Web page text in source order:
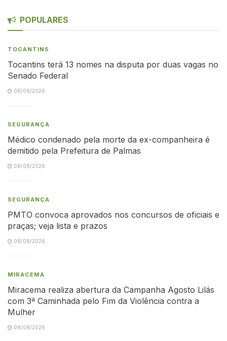
POPULARES
TOCANTINS
Tocantins terá 13 nomes na disputa por duas vagas no
Senado Federal
08/08/2026
SEGURANÇA
Médico condenado pela morte da ex-companheira é
demitido pela Prefeitura de Palmas
08/08/2026
SEGURANÇA
PMTO convoca aprovados nos concursos de oficiais e
praças; veja lista e prazos
08/08/2026
MIRACEMA
Miracema realiza abertura da Campanha Agosto Lilás
com 3ª Caminhada pelo Fim da Violência contra a
Mulher
08/08/2026